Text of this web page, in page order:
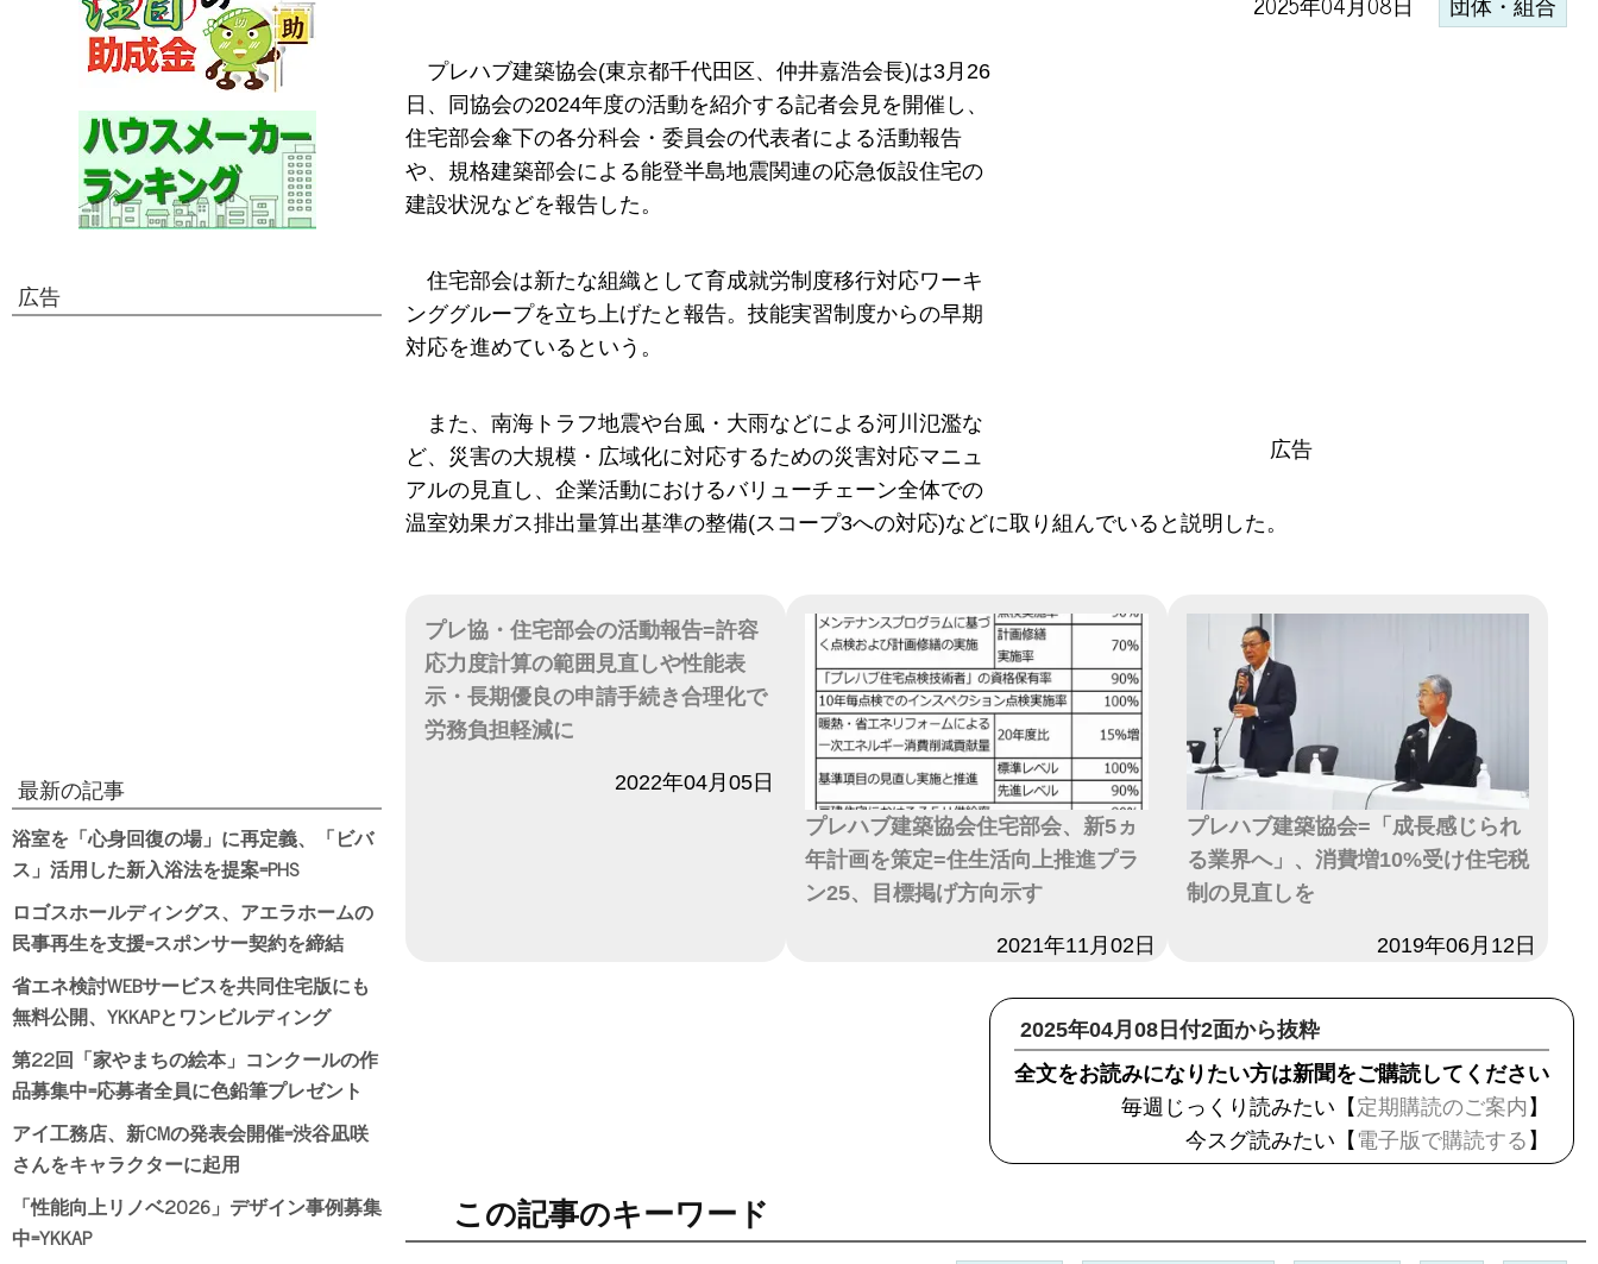
団体・組合
広告
プレハブ建築協会(東京都千代田区、仲井嘉浩会長)は3月26
日、同協会の2024年度の活動を紹介する記者会見を開催し、
住宅部会傘下の各分科会・委員会の代表者による活動報告
や、規格建築部会による能登半島地震関連の応急仮設住宅の
建設状況などを報告した。
住宅部会は新たな組織として育成就労制度移行対応ワーキ
ンググループを立ち上げたと報告。技能実習制度からの早期
対応を進めているという。
また、南海トラフ地震や台風・大雨などによる河川氾濫な
ど、災害の大規模・広域化に対応するための災害対応マニュ
アルの見直し、企業活動におけるバリューチェーン全体での
温室効果ガス排出量算出基準の整備(スコープ3への対応)などに取り組んでいると説明した。
プレ協・住宅部会の活動報告=許容
応力度計算の範囲見直しや性能表
示・長期優良の申請手続き合理化で
労務負担軽減に
2022年04月05日
プレハブ建築協会住宅部会、新5ヵ
年計画を策定=住生活向上推進プラ
ン25、目標掲げ方向示す
2021年11月02日
プレハブ建築協会=「成長感じられ
る業界へ」、消費増10%受け住宅税
制の見直しを
2019年06月12日
2025年04月08日付2面から抜粋
全文をお読みになりたい方は新聞をご購読してください
毎週じっくり読みたい【 定期購読のご案内 】
今スグ読みたい【 電子版で購読する 】
この記事のキーワード
広告
最新の記事
浴室を「心身回復の場」に再定義、「ビバ
ス」活用した新入浴法を提案=PHS
ロゴスホールディングス、アエラホームの
民事再生を支援=スポンサー契約を締結
省エネ検討WEBサービスを共同住宅版にも
無料公開、YKKAPとワンビルディング
第22回「家やまちの絵本」コンクールの作
品募集中=応募者全員に色鉛筆プレゼント
アイ工務店、新CMの発表会開催=渋谷凪咲
さんをキャラクターに起用
「性能向上リノベ2026」デザイン事例募集
中=YKKAP